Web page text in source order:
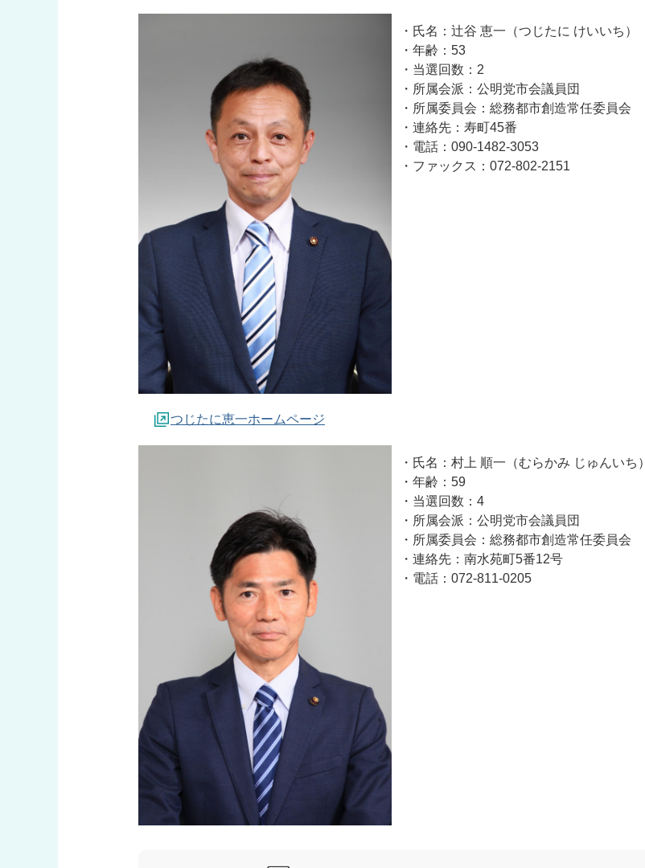
・氏名：辻谷 恵一（つじたに けいいち）
・年齢：53
・当選回数：2
・所属会派：公明党市会議員団
・所属委員会：総務都市創造常任委員会
・連絡先：寿町45番
・電話：090-1482-3053
・ファックス：072-802-2151
つじたに恵一ホームページ
・氏名：村上 順一（むらかみ じゅんいち）
・年齢：59
・当選回数：4
・所属会派：公明党市会議員団
・所属委員会：総務都市創造常任委員会
・連絡先：南水苑町5番12号
・電話：072-811-0205